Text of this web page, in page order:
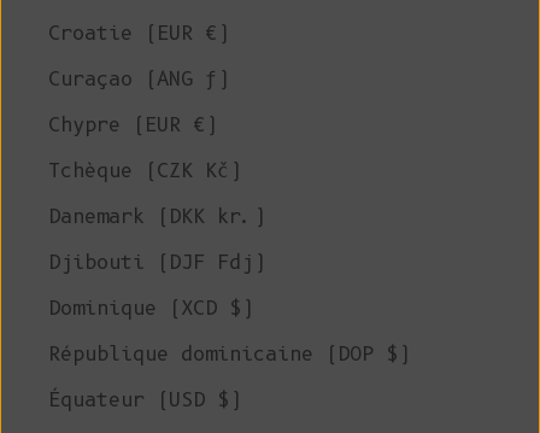
Croatie (EUR €)
Curaçao (ANG ƒ)
Chypre (EUR €)
Tchèque (CZK Kč)
Danemark (DKK kr.)
Djibouti (DJF Fdj)
Dominique (XCD $)
République dominicaine (DOP $)
Équateur (USD $)